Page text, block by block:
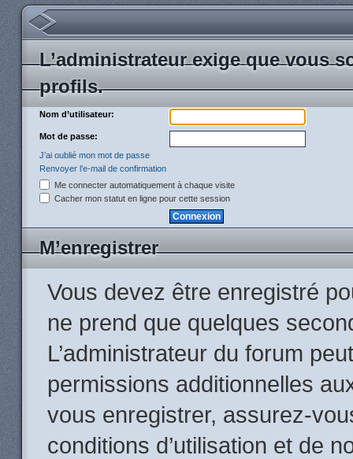
L’administrateur exige que vous
profils.
Nom d’utilisateur:
Mot de passe:
J’ai oublié mon mot de passe
Renvoyer l’e-mail de confirmation
Me connecter automatiquement à chaque visite
Cacher mon statut en ligne pour cette session
M’enregistrer
Vous devez être enregistré
ne prend que quelques
L’administrateur du forum
permissions additionnelles
vous enregistrer, assurez-
conditions d’utilisation et de